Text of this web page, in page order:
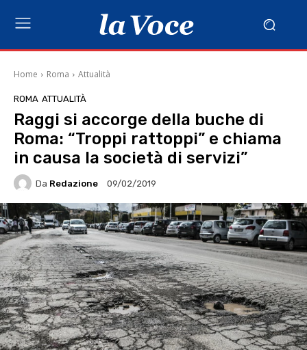
Home Roma Attualità
ROMA ATTUALITÀ
Raggi si accorge della buche di
Roma: “Troppi rattoppi” e chiama
in causa la società di servizi”
Da Redazione 09/02/2019